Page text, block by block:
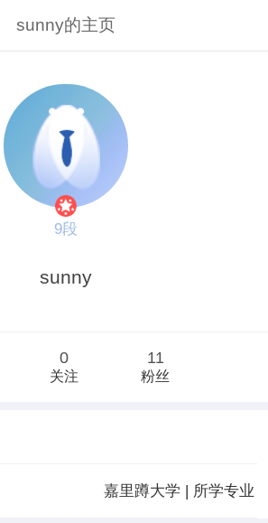
sunny的主页
9段
sunny
0
关注
11
粉丝
嘉里蹲大学 | 所学专业